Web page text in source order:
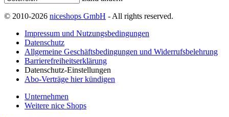
© 2010-2026 niceshops GmbH - All rights reserved.
Impressum und Nutzungsbedingungen
Datenschutz
Allgemeine Geschäftsbedingungen und Widerrufsbelehrung
Barrierefreiheitserklärung
Datenschutz-Einstellungen
Abo-Verträge hier kündigen
Unternehmen
Weitere nice Shops